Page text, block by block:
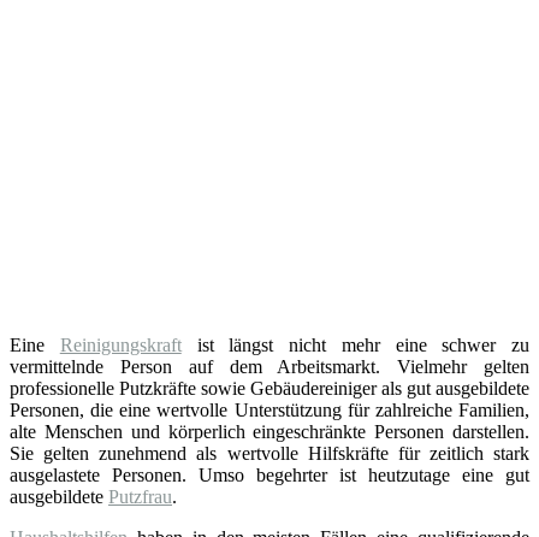
Eine Reinigungskraftist längst nicht mehr eine schwer zu
vermittelnde Person auf dem Arbeitsmarkt. Vielmehr gelten
professionelle Putzkräfte sowie Gebäudereiniger als gut ausgebildete
Personen, die eine wertvolle Unterstützung für zahlreiche Familien,
alte Menschen und körperlich eingeschränkte Personen darstellen.
Sie gelten zunehmend als wertvolle Hilfskräfte für zeitlich stark
ausgelastete Personen. Umso begehrter ist heutzutage eine gut
ausgebildete Putzfrau.